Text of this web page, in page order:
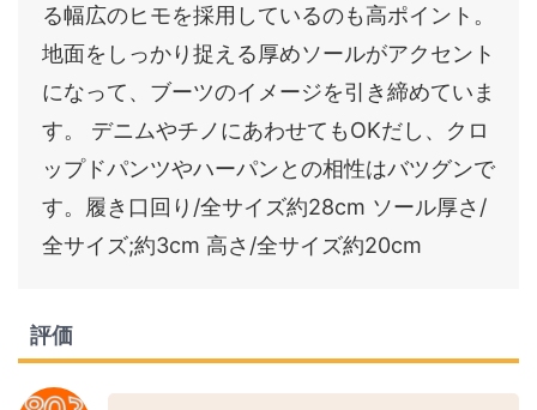
る幅広のヒモを採用しているのも高ポイント。
地面をしっかり捉える厚めソールがアクセント
になって、ブーツのイメージを引き締めていま
す。 デニムやチノにあわせてもOKだし、クロ
ップドパンツやハーパンとの相性はバツグンで
す。履き口回り/全サイズ約28cm ソール厚さ/
全サイズ;約3cm 高さ/全サイズ約20cm
評価